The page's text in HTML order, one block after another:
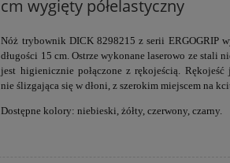
cm wygięty półelastyczny
Nóż trybownik DICK 8298215z serii ERGOGRIP
długości 15 cm. Ostrzewykonane laserowo ze stali
jest higienicznie połączone z rękojeścią. Rękojeść
nie ślizgająca się w dłoni, z szerokim miejscem na
Dostępne kolory: niebieski, żółty, czerwony, czarny.